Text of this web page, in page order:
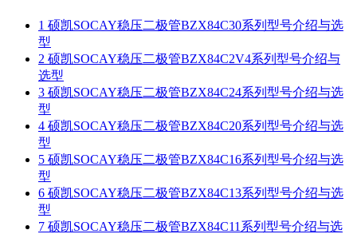
1 硕凯SOCAY稳压二极管BZX84C30系列型号介绍与选
型
2 硕凯SOCAY稳压二极管BZX84C2V4系列型号介绍与
选型
3 硕凯SOCAY稳压二极管BZX84C24系列型号介绍与选
型
4 硕凯SOCAY稳压二极管BZX84C20系列型号介绍与选
型
5 硕凯SOCAY稳压二极管BZX84C16系列型号介绍与选
型
6 硕凯SOCAY稳压二极管BZX84C13系列型号介绍与选
型
7 硕凯SOCAY稳压二极管BZX84C11系列型号介绍与选